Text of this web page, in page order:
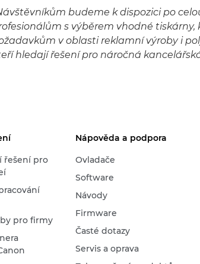
budeme k dispozici po
s výběrem vhodné
v oblasti reklamní výroby i
hledají řešení pro náročná
řešení pro
pro firmy
Nápověda a podpora
Ovladače
Software
Návody
Firmware
Časté dotazy
Servis a oprava